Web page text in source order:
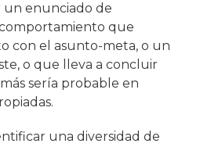
enunciado de
que
con el asunto-meta, o un
o que lleva a concluir
sería probable en
una diversidad de